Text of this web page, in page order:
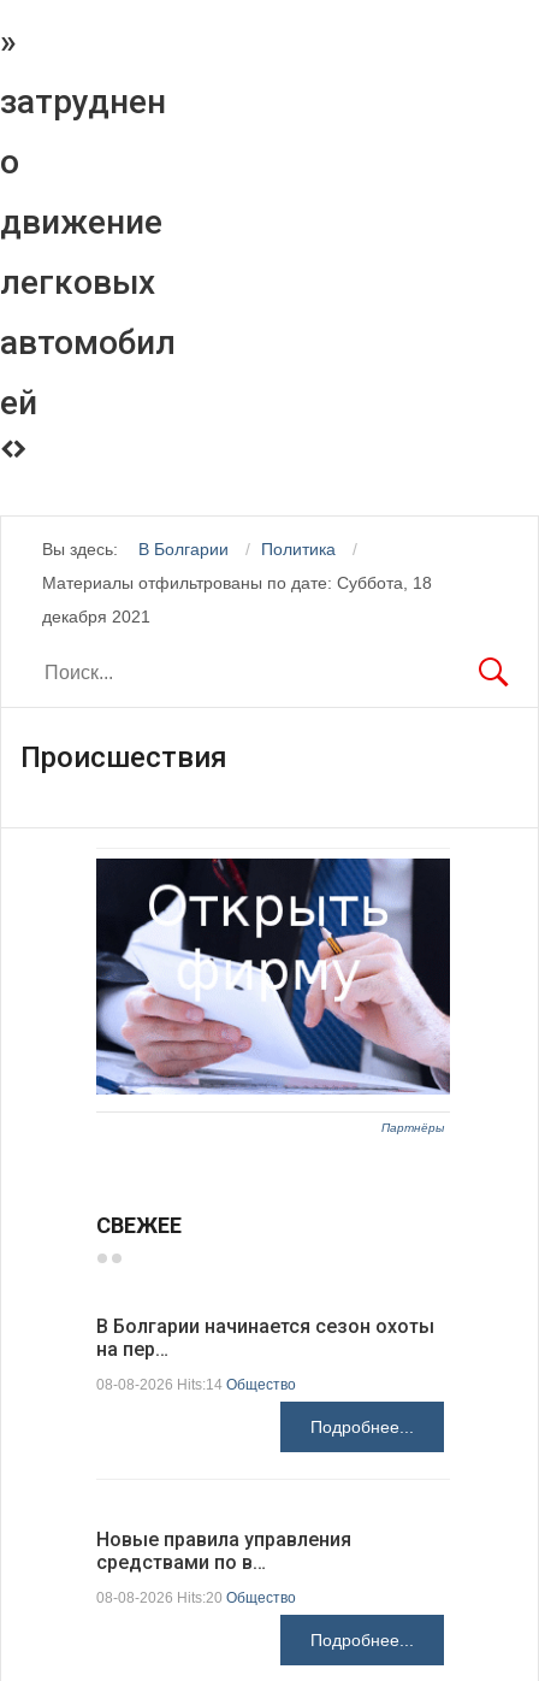
»
затруднен
о
движение
легковых
автомобил
ей
Вы здесь: В Болгарии
Политика
Материалы отфильтрованы по дате: Суббота, 18
декабря 2021
Происшествия
Партнёры
СВЕЖЕЕ
В Болгарии начинается сезон охоты
на пер…
08-08-2026 Hits:14 Общество
Подробнее...
Новые правила управления
средствами по в…
08-08-2026 Hits:20 Общество
Подробнее...